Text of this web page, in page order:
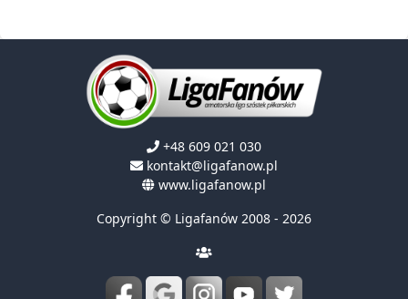
+48 609 021 030
kontakt@ligafanow.pl
www.ligafanow.pl
Copyright © Ligafanów 2008 - 2026